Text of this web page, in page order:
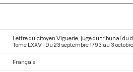
Lettre du citoyen Viguerie, juge du tribunal du
Tome LXXV - Du 23 septembre 1793 au 3
Français